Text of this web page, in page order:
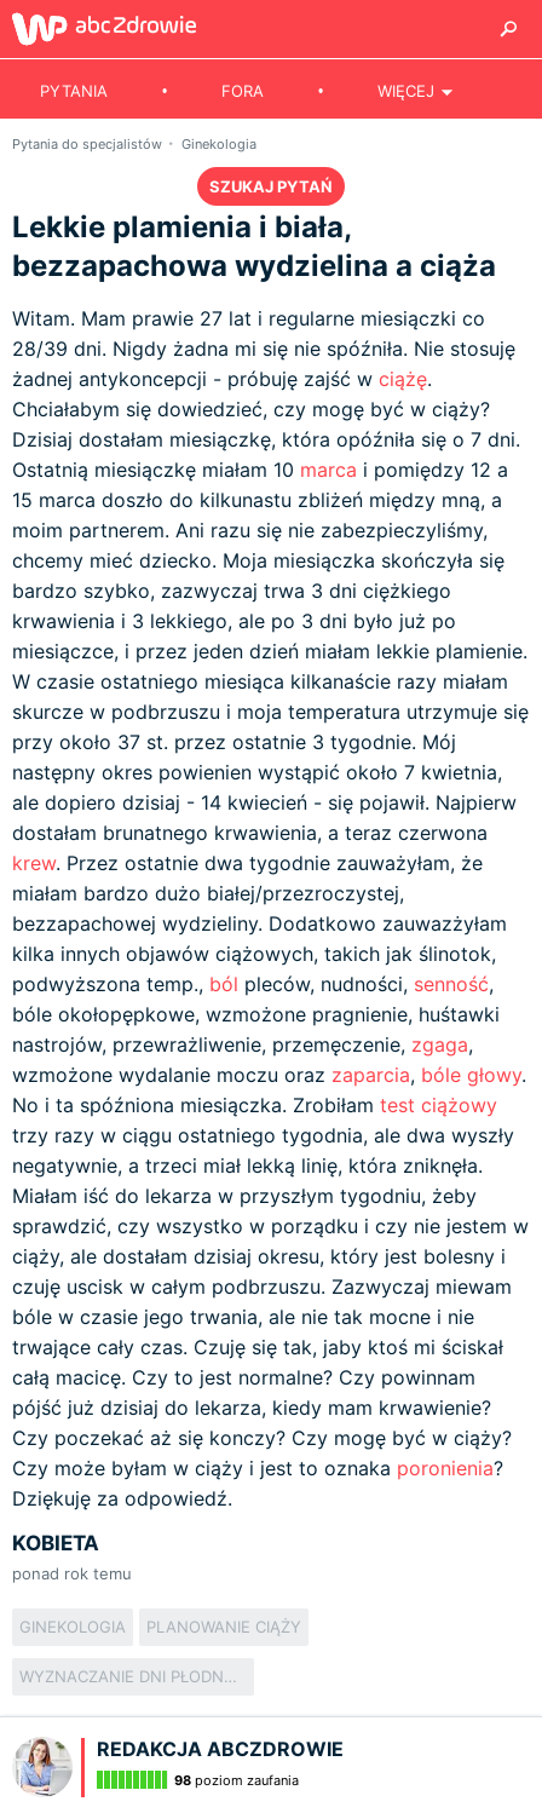
PYTANIA FORA WIĘCEJ
Pytania do specjalistów Ginekologia
SZUKAJ PYTAŃ
Lekkie plamienia i biała,
bezzapachowa wydzielina a ciąża
Witam. Mam prawie 27 lat i regularne miesiączki co
28/39 dni. Nigdy żadna mi się nie spóźniła. Nie stosuję
żadnej antykoncepcji - próbuję zajść w ciążę.
Chciałabym się dowiedzieć, czy mogę być w ciąży?
Dzisiaj dostałam miesiączkę, która opóźniła się o 7 dni.
Ostatnią miesiączkę miałam 10 marca i pomiędzy 12 a
15 marca doszło do kilkunastu zbliżeń między mną, a
moim partnerem. Ani razu się nie zabezpieczyliśmy,
chcemy mieć dziecko. Moja miesiączka skończyła się
bardzo szybko, zazwyczaj trwa 3 dni ciężkiego
krwawienia i 3 lekkiego, ale po 3 dni było już po
miesiączce, i przez jeden dzień miałam lekkie plamienie.
W czasie ostatniego miesiąca kilkanaście razy miałam
skurcze w podbrzuszu i moja temperatura utrzymuje się
przy około 37 st. przez ostatnie 3 tygodnie. Mój
następny okres powienien wystąpić około 7 kwietnia,
ale dopiero dzisiaj - 14 kwiecień - się pojawił. Najpierw
dostałam brunatnego krwawienia, a teraz czerwona
krew. Przez ostatnie dwa tygodnie zauważyłam, że
miałam bardzo dużo białej/przezroczystej,
bezzapachowej wydzieliny. Dodatkowo zauwazżyłam
kilka innych objawów ciążowych, takich jak ślinotok,
podwyższona temp., ból pleców, nudności, senność,
bóle okołopępkowe, wzmożone pragnienie, huśtawki
nastrojów, przewrażliwenie, przemęczenie, zgaga,
wzmożone wydalanie moczu oraz zaparcia, bóle głowy.
No i ta spóźniona miesiączka. Zrobiłam test ciążowy
trzy razy w ciągu ostatniego tygodnia, ale dwa wyszły
negatywnie, a trzeci miał lekką linię, która zniknęła.
Miałam iść do lekarza w przyszłym tygodniu, żeby
sprawdzić, czy wszystko w porządku i czy nie jestem w
ciąży, ale dostałam dzisiaj okresu, który jest bolesny i
czuję uscisk w całym podbrzuszu. Zazwyczaj miewam
bóle w czasie jego trwania, ale nie tak mocne i nie
trwające cały czas. Czuję się tak, jaby ktoś mi ściskał
całą macicę. Czy to jest normalne? Czy powinnam
pójść już dzisiaj do lekarza, kiedy mam krwawienie?
Czy poczekać aż się konczy? Czy mogę być w ciąży?
Czy może byłam w ciąży i jest to oznaka poronienia?
Dziękuję za odpowiedź.
KOBIETA
ponad rok temu
GINEKOLOGIA PLANOWANIE CIĄŻY
WYZNACZANIE DNI PŁODNYCH
REDAKCJA ABCZDROWIE
98 poziom zaufania